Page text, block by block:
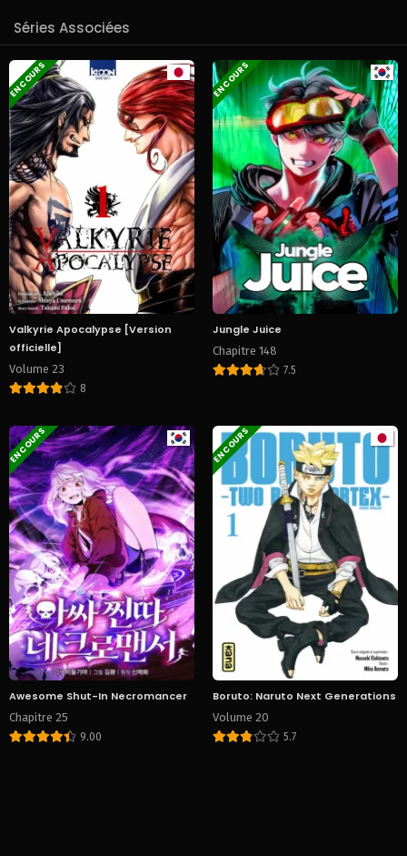
Séries Associées
EN COURS
Valkyrie Apocalypse [Version
officielle]
Volume 23
8
EN COURS
Jungle Juice
Chapitre 148
7.5
EN COURS
Awesome Shut-In Necromancer
Chapitre 25
9.00
EN COURS
Boruto: Naruto Next Generations
Volume 20
5.7